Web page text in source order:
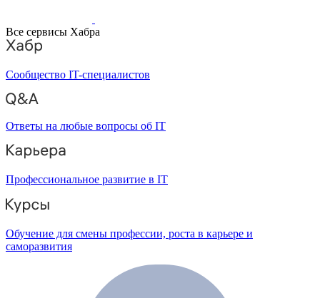
Все сервисы Хабра
Сообщество IT-специалистов
Ответы на любые вопросы об IT
Профессиональное развитие в IT
Обучение для смены профессии, роста в карьере и
саморазвития